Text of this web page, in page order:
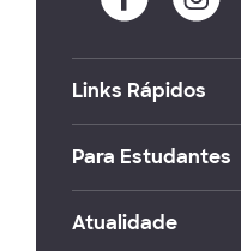
Links Rápidos
Para Estudantes
Atualidade